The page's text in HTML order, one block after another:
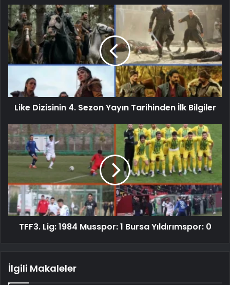
Like Dizisinin 4. Sezon Yayın Tarihinden İlk Bilgiler
TFF3. Lig: 1984 Musspor: 1 Bursa Yıldırımspor: 0
İlgili Makaleler